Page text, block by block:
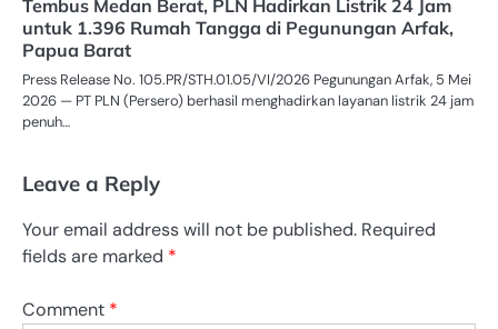
Tembus Medan Berat, PLN Hadirkan Listrik 24 Jam
untuk 1.396 Rumah Tangga di Pegunungan Arfak,
Papua Barat
Press Release No. 105.PR/STH.01.05/VI/2026 Pegunungan Arfak, 5 Mei
2026 — PT PLN (Persero) berhasil menghadirkan layanan listrik 24 jam
penuh…
Leave a Reply
Your email address will not be published. Required
fields are marked *
Comment *